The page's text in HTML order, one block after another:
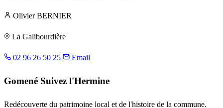
Olivier BERNIER
La Galibourdière
02 96 26 50 25 Email
Gomené Suivez l'Hermine
Redécouverte du patrimoine local et de l'histoire de la commune.